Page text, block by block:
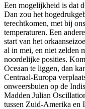
Een mogelijkheid is dat
Dan zou het
terechtkomen, met bij
temperaturen. Een
start van het
al in mei, en niet zelden
noordelijke posities.
Oceaan te liggen, dan
Centraal-Europa
onweersbuien op de
Madden Julian
tussen Zuid-Amerika en